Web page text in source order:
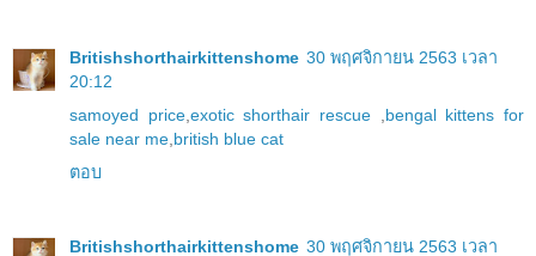
Britishshorthairkittenshome 30 พฤศจิกายน 2563 เวลา
20:12
samoyed price, exotic shorthair rescue
bengal kittens for
sale near me british blue cat
ตอบ
Britishshorthairkittenshome 30 พฤศจิกายน 2563 เวลา